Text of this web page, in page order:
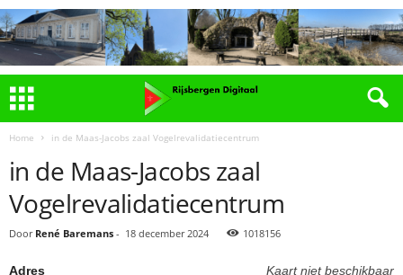
Home in de Maas-Jacobs zaal Vogelrevalidatiecentrum
in de Maas-Jacobs zaal
Vogelrevalidatiecentrum
Door René Baremans - 18 december 2024 1018156
Kaart niet beschikbaar
Adres